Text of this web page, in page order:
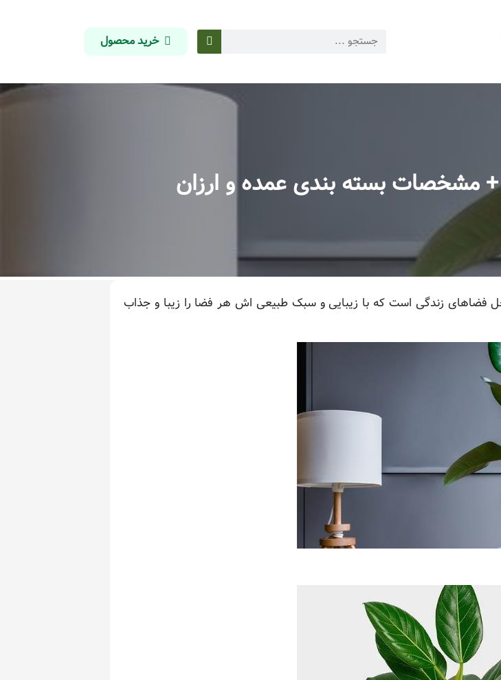
خرید محصول
+ مشخصات بسته بندی عمده و ارزان
فضاهای زندگی است که با زیبایی و سبک طبیعی اش هر فضا را زیبا و جذاب